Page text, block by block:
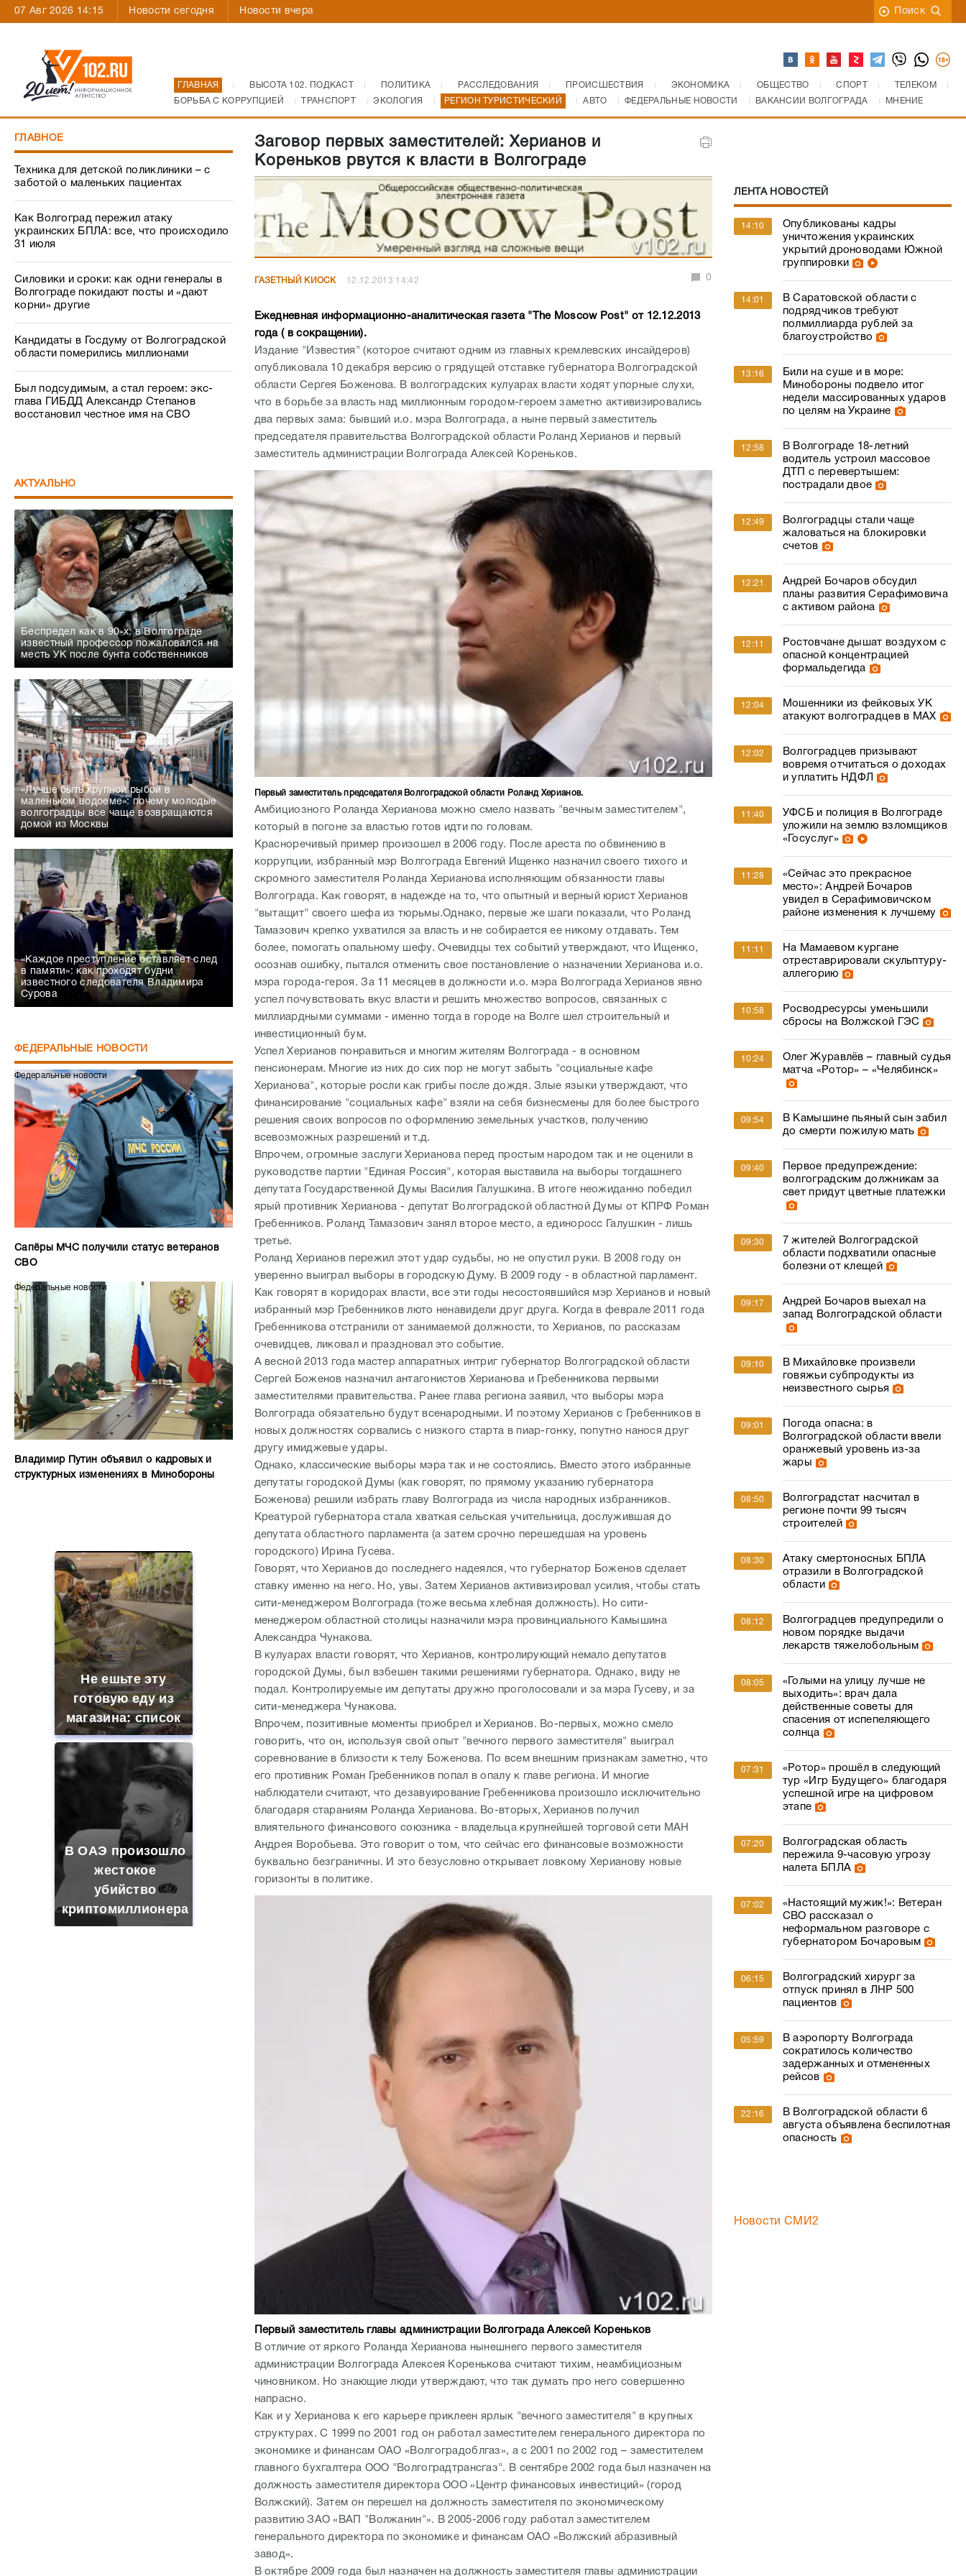
07 Авг 2026 14:15 Новости сегодня Новости вчера Поиск
ГЛАВНАЯ ВЫСОТА 102. ПОДКАСТ ПОЛИТИКА РАССЛЕДОВАНИЯ ПРОИСШЕСТВИЯ ЭКОНОМИКА ОБЩЕСТВО СПОРТ
ТЕЛЕКОМ
БОРЬБА С КОРРУПЦИЕЙ
ТРАНСПОРТ ЭКОЛОГИЯ РЕГИОН ТУРИСТИЧЕСКИЙ АВТО ФЕДЕРАЛЬНЫЕ НОВОСТИ ВАКАНСИИ ВОЛГОГРАДА МНЕНИЕ
ГЛАВНОЕ
Техника для детской поликлиники – с
заботой о маленьких пациентах
Как Волгоград пережил атаку
украинских БПЛА: все, что происходило
31 июля
Силовики и сроки: как одни генералы в
Волгограде покидают посты и «дают
корни» другие
Кандидаты в Госдуму от Волгоградской
области померились миллионами
Был подсудимым, а стал героем: экс-
глава ГИБДД Александр Степанов
восстановил честное имя на СВО
АКТУАЛЬНО
Беспредел как в 90-х: в Волгограде
известный профессор пожаловался на
месть УК после бунта собственников
«Лучше быть крупной рыбой в
маленьком водоеме»: почему молодые
волгоградцы все чаще возвращаются
домой из Москвы
«Каждое преступление оставляет след
в памяти»: как проходят будни
известного следователя Владимира
Сурова
ФЕДЕРАЛЬНЫЕ НОВОСТИ
Федеральные новости
Сапёры МЧС получили статус ветеранов
СВО
Федеральные новости
Владимир Путин объявил о кадровых и
структурных изменениях в Минобороны
Не ешьте эту
готовую еду из
магазина: список
В ОАЭ произошло
жестокое
убийство
криптомиллионера
Заговор первых заместителей: Херианов и
Кореньков рвутся к власти в Волгограде
ГАЗЕТНЫЙ КИОСК 12.12.2013 14:42 0
Ежедневная информационно-аналитическая газета "The Moscow Post" от 12.12.2013
года ( в сокращении).
Издание "Известия" (которое считают одним из главных кремлевских инсайдеров)
опубликовала 10 декабря версию о грядущей отставке губернатора Волгоградской
области Сергея Боженова. В волгоградских кулуарах власти ходят упорные слухи,
что в борьбе за власть над миллионным городом-героем заметно активизировались
два первых зама: бывший и.о. мэра Волгограда, а ныне первый заместитель
председателя правительства Волгоградской области Роланд Херианов и первый
заместитель администрации Волгограда Алексей Кореньков.
Первый заместитель председателя Волгоградской области Роланд Херианов.
Амбициозного Роланда Херианова можно смело назвать "вечным заместителем",
который в погоне за властью готов идти по головам.
Красноречивый пример произошел в 2006 году. После ареста по обвинению в
коррупции, избранный мэр Волгограда Евгений Ищенко назначил своего тихого и
скромного заместителя Роланда Херианова исполняющим обязанности главы
Волгограда. Как говорят, в надежде на то, что опытный и верный юрист Херианов
"вытащит" своего шефа из тюрьмы.Однако, первые же шаги показали, что Роланд
Тамазович крепко ухватился за власть и не собирается ее никому отдавать. Тем
более, помогать опальному шефу. Очевидцы тех событий утверждают, что Ищенко,
осознав ошибку, пытался отменить свое постановление о назначении Херианова и.о.
мэра города-героя. За 11 месяцев в должности и.о. мэра Волгограда Херианов явно
успел почувствовать вкус власти и решить множество вопросов, связанных с
миллиардными суммами - именно тогда в городе на Волге шел строительный и
инвестиционный бум.
Успел Херианов понравиться и многим жителям Волгограда - в основном
пенсионерам. Многие из них до сих пор не могут забыть "социальные кафе
Херианова", которые росли как грибы после дождя. Злые языки утверждают, что
финансирование "социальных кафе" взяли на себя бизнесмены для более быстрого
решения своих вопросов по оформлению земельных участков, получению
всевозможных разрешений и т.д.
Впрочем, огромные заслуги Херианова перед простым народом так и не оценили в
руководстве партии "Единая Россия", которая выставила на выборы тогдашнего
депутата Государственной Думы Василия Галушкина. В итоге неожиданно победил
ярый противник Херианова - депутат Волгоградской областной Думы от КПРФ Роман
Гребенников. Роланд Тамазович занял второе место, а единоросс Галушкин - лишь
третье.
Роланд Херианов пережил этот удар судьбы, но не опустил руки. В 2008 году он
уверенно выиграл выборы в городскую Думу. В 2009 году - в областной парламент.
Как говорят в коридорах власти, все эти годы несостоявшийся мэр Херианов и новый
избранный мэр Гребенников люто ненавидели друг друга. Когда в феврале 2011 года
Гребенникова отстранили от занимаемой должности, то Херианов, по рассказам
очевидцев, ликовал и праздновал это событие.
А весной 2013 года мастер аппаратных интриг губернатор Волгоградской области
Сергей Боженов назначил антагонистов Херианова и Гребенникова первыми
заместителями правительства. Ранее глава региона заявил, что выборы мэра
Волгограда обязательно будут всенародными. И поэтому Херианов с Гребенников в
новых должностях сорвались с низкого старта в пиар-гонку, попутно нанося друг
другу имиджевые удары.
Однако, классические выборы мэра так и не состоялись. Вместо этого избранные
депутаты городской Думы (как говорят, по прямому указанию губернатора
Боженова) решили избрать главу Волгограда из числа народных избранников.
Креатурой губернатора стала хваткая сельская учительница, дослужившая до
депутата областного парламента (а затем срочно перешедшая на уровень
городского) Ирина Гусева.
Говорят, что Херианов до последнего надеялся, что губернатор Боженов сделает
ставку именно на него. Но, увы. Затем Херианов активизировал усилия, чтобы стать
сити-менеджером Волгограда (тоже весьма хлебная должность). Но сити-
менеджером областной столицы назначили мэра провинциального Камышина
Александра Чунакова.
В кулуарах власти говорят, что Херианов, контролирующий немало депутатов
городской Думы, был взбешен такими решениями губернатора. Однако, виду не
подал. Контролируемые им депутаты дружно проголосовали и за мэра Гусеву, и за
сити-менеджера Чунакова.
Впрочем, позитивные моменты приобрел и Херианов. Во-первых, можно смело
говорить, что он, используя свой опыт "вечного первого заместителя" выиграл
соревнование в близости к телу Боженова. По всем внешним признакам заметно, что
его противник Роман Гребенников попал в опалу к главе региона. И многие
наблюдатели считают, что дезавуирование Гребенникова произошло исключительно
благодаря стараниям Роланда Херианова. Во-вторых, Херианов получил
влиятельного финансового союзника - владельца крупнейшей торговой сети МАН
Андрея Воробьева. Это говорит о том, что сейчас его финансовые возможности
буквально безграничны. И это безусловно открывает ловкому Херианову новые
горизонты в политике.
Первый заместитель главы администрации Волгограда Алексей Кореньков
В отличие от яркого Роланда Херианова нынешнего первого заместителя
администрации Волгограда Алексея Коренькова считают тихим, неамбициозным
чиновником. Но знающие люди утверждают, что так думать про него совершенно
напрасно.
Как и у Херианова к его карьере приклеен ярлык "вечного заместителя" в крупных
структурах. С 1999 по 2001 год он работал заместителем генерального директора по
экономике и финансам ОАО «Волгоградоблгаз», а с 2001 по 2002 год – заместителем
главного бухгалтера ООО "Волгоградтрансгаз". В сентябре 2002 года был назначен на
должность заместителя директора ООО «Центр финансовых инвестиций» (город
Волжский). Затем он перешел на должность заместителя по экономическому
развитию ЗАО «ВАП "Волжанин"». В 2005-2006 году работал заместителем
генерального директора по экономике и финансам ОАО «Волжский абразивный
завод».
В октябре 2009 года был назначен на должность заместителя главы администрации
ЛЕНТА НОВОСТЕЙ
14:10
Опубликованы кадры
уничтожения украинских
укрытий дроноводами Южной
группировки
14:01
В Саратовской области с
подрядчиков требуют
полмиллиарда рублей за
благоустройство
13:16
Били на суше и в море:
Минобороны подвело итог
недели массированных ударов
по целям на Украине
12:58
В Волгограде 18-летний
водитель устроил массовое
ДТП с перевертышем:
пострадали двое
12:49
Волгоградцы стали чаще
жаловаться на блокировки
счетов
12:21
Андрей Бочаров обсудил
планы развития Серафимовича
с активом района
12:11
Ростовчане дышат воздухом с
опасной концентрацией
формальдегида
12:04
Мошенники из фейковых УК
атакуют волгоградцев в МАХ
12:02
Волгоградцев призывают
вовремя отчитаться о доходах
и уплатить НДФЛ
11:40
УФСБ и полиция в Волгограде
уложили на землю взломщиков
«Госуслуг»
11:28
«Сейчас это прекрасное
место»: Андрей Бочаров
увидел в Серафимовичском
районе изменения к лучшему
11:11
На Мамаевом кургане
отреставрировали скульптуру-
аллегорию
10:58
Росводресурсы уменьшили
сбросы на Волжской ГЭС
10:24
Олег Журавлёв – главный судья
матча «Ротор» – «Челябинск»
09:54
В Камышине пьяный сын забил
до смерти пожилую мать
09:40
Первое предупреждение:
волгоградским должникам за
свет придут цветные платежки
09:30
7 жителей Волгоградской
области подхватили опасные
болезни от клещей
09:17
Андрей Бочаров выехал на
запад Волгоградской области
09:10
В Михайловке произвели
говяжьи субпродукты из
неизвестного сырья
09:01
Погода опасна: в
Волгоградской области ввели
оранжевый уровень из-за
жары
08:50
Волгоградстат насчитал в
регионе почти 99 тысяч
строителей
08:30
Атаку смертоносных БПЛА
отразили в Волгоградской
области
08:12
Волгоградцев предупредили о
новом порядке выдачи
лекарств тяжелобольным
08:05
«Голыми на улицу лучше не
выходить»: врач дала
действенные советы для
спасения от испепеляющего
солнца
07:31
«Ротор» прошёл в следующий
тур «Игр Будущего» благодаря
успешной игре на цифровом
этапе
07:20
Волгоградская область
пережила 9-часовую угрозу
налета БПЛА
07:02
«Настоящий мужик!»: Ветеран
СВО рассказал о
неформальном разговоре с
губернатором Бочаровым
06:15
Волгоградский хирург за
отпуск принял в ЛНР 500
пациентов
05:59
В аэропорту Волгограда
сократилось количество
задержанных и отмененных
рейсов
22:16
В Волгоградской области 6
августа объявлена беспилотная
опасность
Новости СМИ2